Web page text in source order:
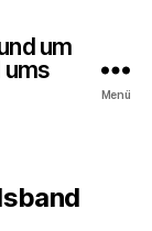
um
ums
Menü